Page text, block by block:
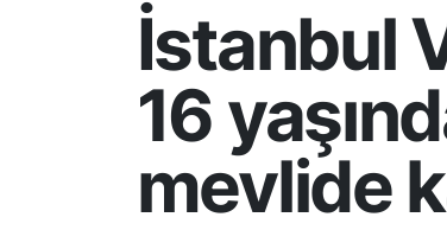
İstanbul
16
mevlide
Resmi İlan